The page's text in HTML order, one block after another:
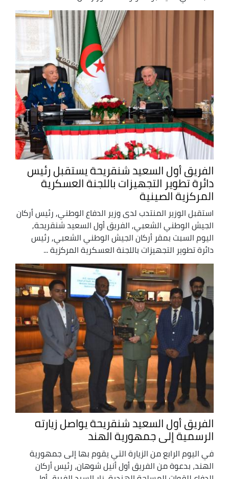
الفريق أول السعيد شنقريحة يستقبل رئيس
دائرة تطوير التجهيزات باللجنة العسكرية
المركزية الصينية
استقبل الوزير المنتدب لدى وزير الدفاع الوطني, رئيس أركان
الجيش الوطني الشعبي, الفريق أول السعيد شنقريحة,
اليوم السبت بمقر أركان الجيش الوطني الشعبي, رئيس
دائرة تطوير التجهيزات باللجنة العسكرية المركزية ...
الفريق أول السعيد شنقريحة يواصل زيارته
الرسمية إلى جمهورية الهند
في اليوم الرابع من الزيارة التي يقوم بها إلى جمهورية
الهند، بدعوة من الفريق أول أنيل شوهان، رئيس أركان